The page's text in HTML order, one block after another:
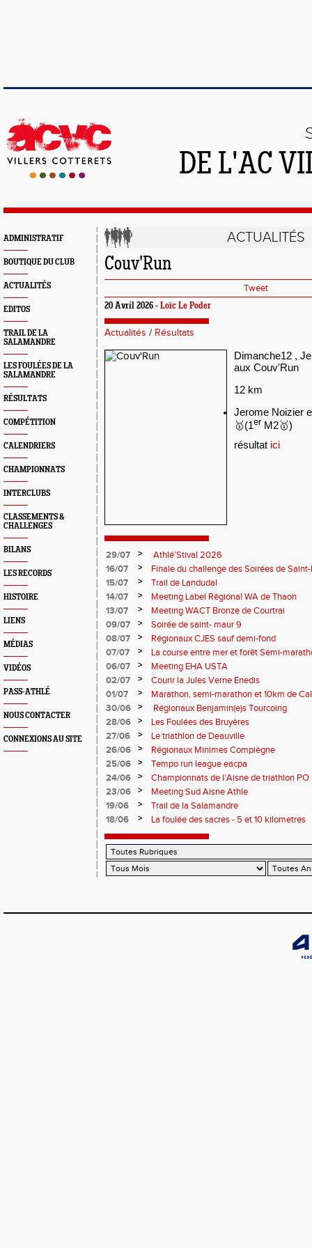
DE L'AC
ADMINISTRATIF
BOUTIQUE DU CLUB
ACTUALITÉS
EDITOS
TRAIL DE LA
SALAMANDRE
LES FOULÉES DE LA
SALAMANDRE
RÉSULTATS
COMPÉTITION
CALENDRIERS
CHAMPIONNATS
INTERCLUBS
CLASSEMENTS &
CHALLENGES
BILANS
LES RECORDS
HISTOIRE
LIENS
MÉDIAS
VIDÉOS
PASS-ATHLÉ
NOUS CONTACTER
CONNEXIONS AU SITE
ACTUALITÉS
Couv'Run
Tweet
20 Avril 2026 - Loïc Le Poder
Actualités / Résultats
Dimanche12 ,
aux Couv'Run
12 km
Jerome Noizier
🥇(1er M2🥇)
résultat ici
29/07 >
Athlé’Stival 2026
16/07
>
Finale du challenge des Soirées de
15/07
>
Trail de Landudal
14/07
>
Meeting Label Régional WA de Thaon
13/07
>
Meeting WACT Bronze de Courtrai
09/07
>
Soirée de saint- maur 9
08/07
>
Régionaux CJES sauf demi-fond
07/07
>
La course entre mer et forêt Semi-
Plage
06/07 >
Meeting EHA USTA
02/07
>
Courir la Jules Verne Enedis
01/07
>
Marathon, semi-marathon et 10km de
30/06
>
Régionaux Benjamin(e)s Tourcoing
28/06
>
Les Foulées des Bruyères
27/06
>
Le triathlon de Deauville
26/06
>
Régionaux Minimes Compiègne
25/06
>
Tempo run league eacpa
24/06
>
Championnats de l'Aisne de triathlon PO
23/06
>
Meeting Sud Aisne Athle
19/06
>
Trail de la Salamandre
18/06
> La foulée des sacres - 5 et 10 kilometres